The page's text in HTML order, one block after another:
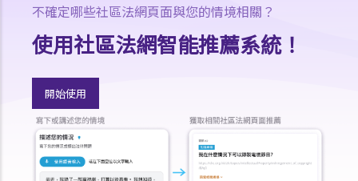
給予通知期或支付代通知金？
3. 僱主是否有法律義務在僱傭關係結束後向僱員提供推薦信？ 他們在草
擬該信的過程中是否有小心謹慎的責任？
4. 終止僱傭合約的通知期可否包括法定的年假或產假？
7. 在暫停僱用期，我身為僱主需要付工資嗎？
1. 僱主於何時需要向其僱員支付遣散費？
2. 僱主於何時需要向其僱員支付長期服務金？
不確定哪些社區法網頁面與您的情境相關？
使用社區法網智能推薦系統！
開始使用